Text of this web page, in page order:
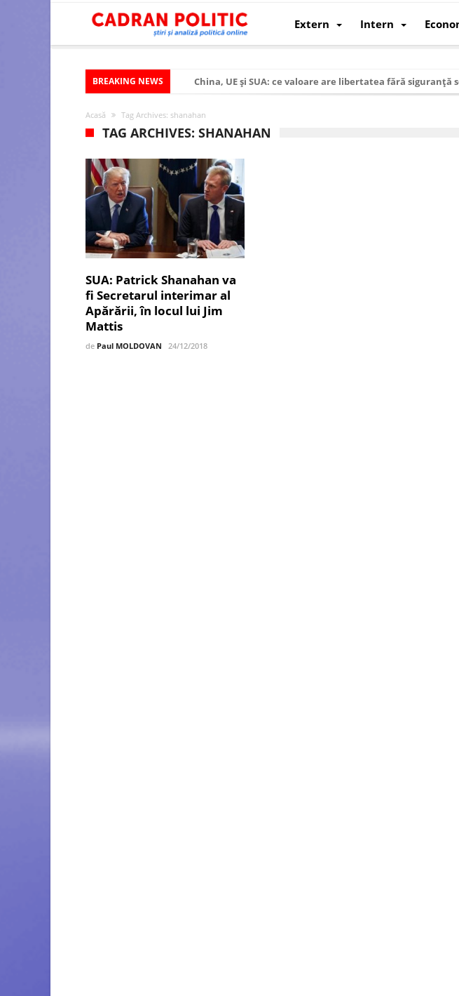
Extern Intern
BREAKING NEWS
China, UE și SUA: ce valoare are libertatea fără siguranță
Modelul economic al SUA: cum au devenit cea mai mare
Modelul economic al Rusiei: de ce rezistă?
Occidentul obosit și Estul care revine: o realitate pe care
Viitorul României în Uniunea Europeană. Ce ne
România – ROExit pentru a supraviețui ca țară
Controlul minții prin nanoparticule
Huawei dezvoltă un nou cip AI pentru a înlocui Nvidia
Acasă Tag Archives: shanahan
TAG ARCHIVES: SHANAHAN
SUA: Patrick Shanahan va
fi Secretarul interimar al
Apărării, în locul lui Jim
Mattis
de Paul MOLDOVAN 24/12/2018